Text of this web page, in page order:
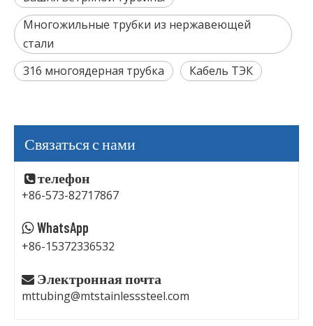
Многожильные трубки из нержавеющей
стали
316 многоядерная трубка
Кабель ТЭК
Связаться с нами
 телефон
+86-573-82717867
 WhatsApp
+86-15372336532
 Электронная почта
mttubing@mtstainlesssteel.com